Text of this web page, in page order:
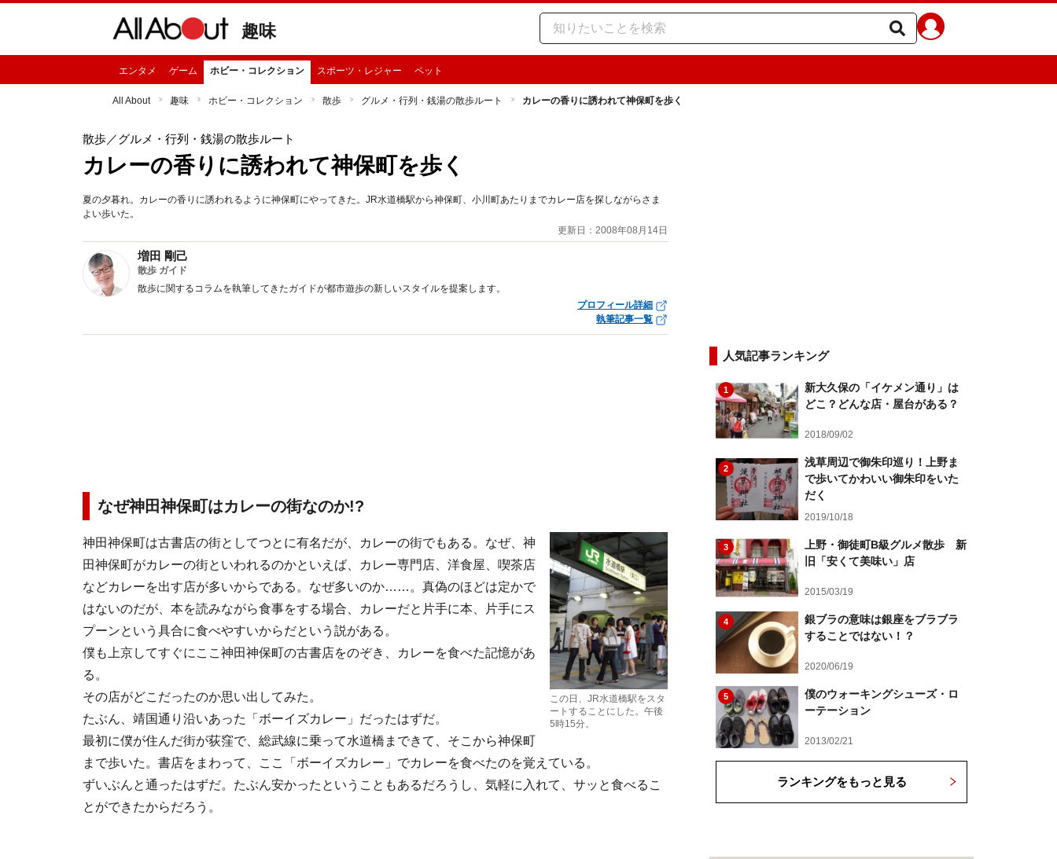
趣味
エンタメ ゲーム ホビー・コレクション スポーツ・レジャー ペット
All About 趣味 ホビー・コレクション 散歩 グルメ・行列・銭湯の散歩ルート カレーの香りに誘われて神保町を歩く
散歩／グルメ・行列・銭湯の散歩ルート
カレーの香りに誘われて神保町を歩く
夏の夕暮れ。カレーの香りに誘われるように神保町にやってきた。JR水道橋駅から神保町、小川町あたりまでカレー店を探しながらさま
よい歩いた。
更新日：2008年08月14日
増田 剛己
散歩 ガイド
散歩に関するコラムを執筆してきたガイドが都市遊歩の新しいスタイルを提案します。
プロフィール詳細
執筆記事一覧
なぜ神田神保町はカレーの街なのか!?
この日、JR水道橋駅をスタ
ートすることにした。午後
5時15分。
神田神保町は古書店の街としてつとに有名だが、カレーの街でもある。なぜ、神
田神保町がカレーの街といわれるのかといえば、カレー専門店、洋食屋、喫茶店
などカレーを出す店が多いからである。なぜ多いのか……。真偽のほどは定かで
はないのだが、本を読みながら食事をする場合、カレーだと片手に本、片手にス
プーンという具合に食べやすいからだという説がある。
僕も上京してすぐにここ神田神保町の古書店をのぞき、カレーを食べた記憶があ
る。
その店がどこだったのか思い出してみた。
たぶん、靖国通り沿いあった「ボーイズカレー」だったはずだ。
最初に僕が住んだ街が荻窪で、総武線に乗って水道橋まできて、そこから神保町
まで歩いた。書店をまわって、ここ「ボーイズカレー」でカレーを食べたのを覚えている。
ずいぶんと通ったはずだ。たぶん安かったということもあるだろうし、気軽に入れて、サッと食べるこ
とができたからだろう。
人気記事ランキング
1
新大久保の「イケメン通り」は
どこ？どんな店・屋台がある？
2018/09/02
2
浅草周辺で御朱印巡り！上野ま
で歩いてかわいい御朱印をいた
だく
2019/10/18
3
上野・御徒町B級グルメ散歩 新
旧「安くて美味い」店
2015/03/19
4
銀ブラの意味は銀座をブラブラ
することではない！？
2020/06/19
5
僕のウォーキングシューズ・ロ
ーテーション
2013/02/21
ランキングをもっと見る